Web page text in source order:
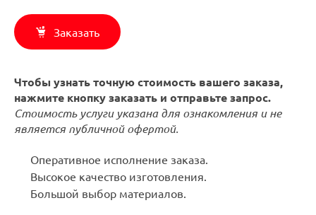
Заказать
Чтобы узнать точную стоимость вашего заказа,
нажмите кнопку заказать и отправьте запрос.
Стоимость услуги указана для ознакомления и не
является публичной офертой.
Оперативное исполнение заказа.
Высокое качество изготовления.
Большой выбор материалов.